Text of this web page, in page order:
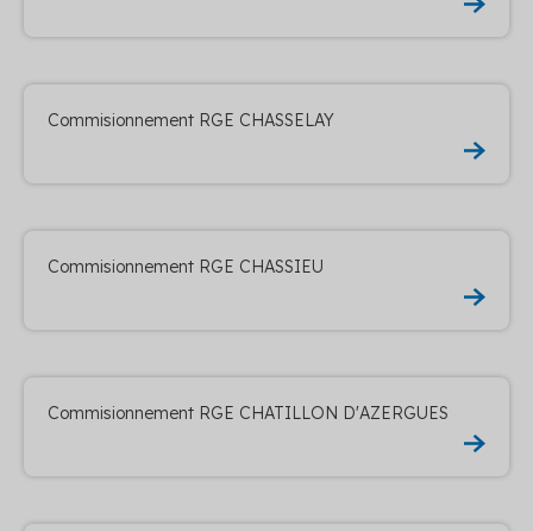
Commisionnement RGE CHASSELAY
Commisionnement RGE CHASSIEU
Commisionnement RGE CHATILLON D'AZERGUES